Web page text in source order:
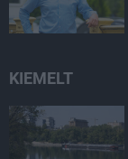
KIEMELT